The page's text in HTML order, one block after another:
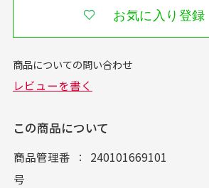
お気に入り登録
この商品について
商品管理番
号
240101669101